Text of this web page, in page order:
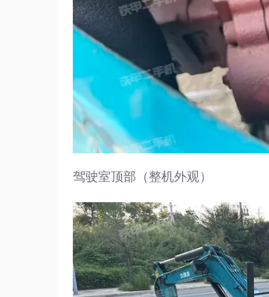
驾驶室顶部（整机外观）